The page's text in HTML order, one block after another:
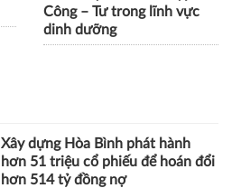
Công – Tư trong lĩnh vực
dinh dưỡng
Xây dựng Hòa Bình phát hành
hơn 51 triệu cổ phiếu để hoán đổi
hơn 514 tỷ đồng nợ